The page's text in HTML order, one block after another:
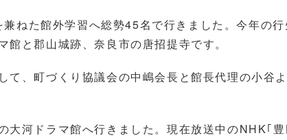
ねた館外学習へ総勢45名で行きました。今年の行
館と郡山城跡、奈良市の唐招提寺です。
て、町づくり協議会の中嶋会長と館長代理の小谷
大河ドラマ館へ行きました。現在放送中のNHK｢豊